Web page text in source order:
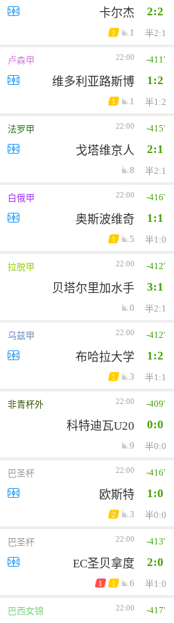
卡尔杰 2:2
1 1 半2:1
卢森甲 22:00 -411'
维多利亚路斯博 1:2
1 1 半1:2
法罗甲 22:00 -415'
戈塔维京人 2:1
8 半2:1
白俄甲 22:00 -416'
奥斯波维奇 1:1
1 5 半1:0
拉脱甲 22:00 -412'
贝塔尔里加水手 3:1
0 半2:1
乌兹甲 22:00 -412'
布哈拉大学 1:2
1 3 半1:1
非青杯外 22:00 -409'
科特迪瓦U20 0:0
9 半0:0
巴圣杯 22:00 -416'
欧斯特 1:0
2 3 半0:0
巴圣杯 22:00 -413'
EC圣贝拿度 2:0
1 1 6 半1:0
巴西女锦 22:00 -417'